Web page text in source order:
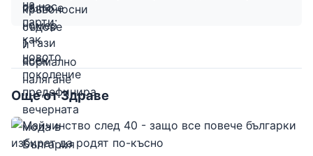
Още от Здраве